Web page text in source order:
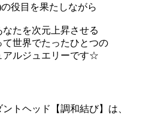
役目を果たしながら
たを次元上昇させる
て世界でたったひとつの
アルジュエリーです☆
トヘッド【調和結び】は、